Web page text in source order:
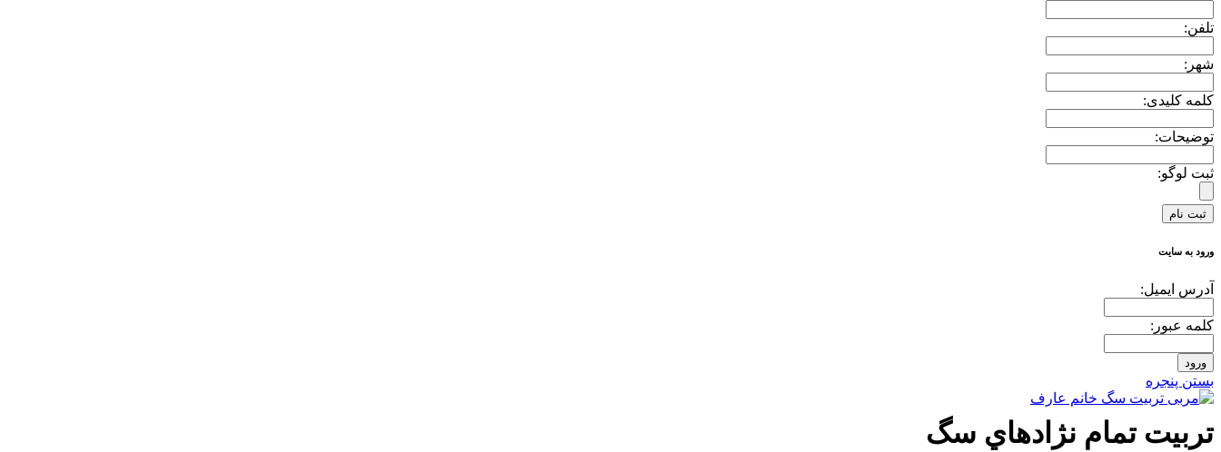
تلفن:
شهر:
کلمه کلیدی:
توضیحات:
ثبت لوگو:
ورود به سایت
آدرس ايميل:
کلمه عبور:
بستن پنجره
تربيت تمام نژادهاي سگ